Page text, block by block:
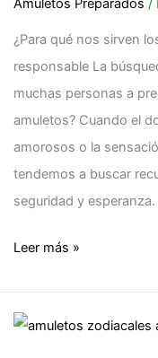
¿Para qué nos sirven
responsable La
muchas personas a
amuletos? Cuando el
amorosos o la
tendemos a buscar
seguridad y
Leer más »
Amuletos